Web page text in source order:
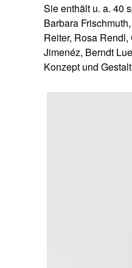
Sie enthält u. a. 40
Barbara
Reiter, Rosa
Jimenéz, Berndt
Konzept und